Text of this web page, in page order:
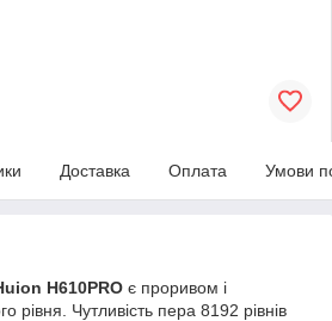
Доставка Оплата Умови
H610PRO є проривом і
рівня. Чутливість пера 8192 рівнів